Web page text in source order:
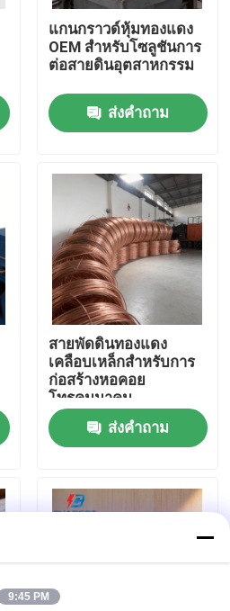
แกนกราวด์หุ้มทองแดง
OEM สำหรับโซลูชันการ
ต่อสายดินอุตสาหกรรม
ส่งคำถาม
สายพัดดินทองแดง
เคลือบเหล็กสําหรับการ
ก่อสร้างหอคอย
โทรคมนาคม
ส่งคำถาม
9:45 PM